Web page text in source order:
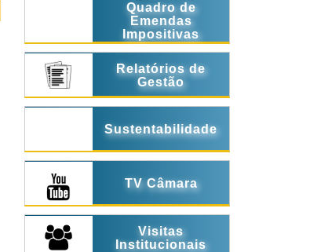
Quadro de
Emendas
Impositivas
Relatórios de
Gestão
Sustentabilidade
TV Câmara
Visitas
Institucionais